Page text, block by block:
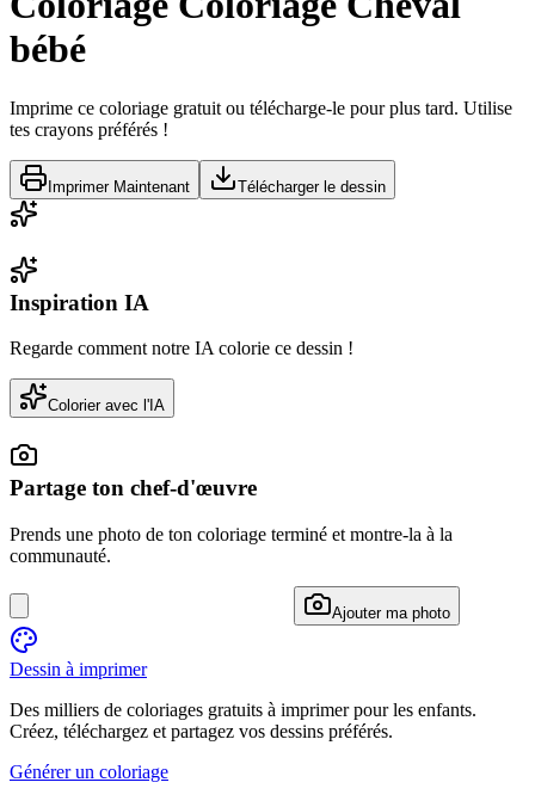
bébé
Imprime ce coloriage gratuit ou télécharge-le pour plus tard. Utilise
tes crayons préférés !
Imprimer Maintenant Télécharger le dessin
Inspiration IA
Regarde comment notre IA colorie ce dessin !
Colorier avec l'IA
Partage ton chef-d'œuvre
Prends une photo de ton coloriage terminé et montre-la à la
communauté.
Ajouter ma photo
Dessin à imprimer
Des milliers de coloriages gratuits à imprimer pour les enfants.
Créez, téléchargez et partagez vos dessins préférés.
Générer un coloriage